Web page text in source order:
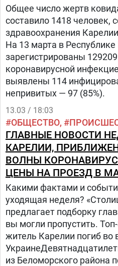
Общее число жертв
составило 1418 человек,
здравоохранения
На 13 марта в
зарегистрированы
коронавирусной
выявлены 114
непривитых — 97 (85%).
13.03 / 18:03
ОБЩЕСТВО
ГЛАВНЫЕ НОВОСТИ
КАРЕЛИИ,
ВОЛНЫ
ЦЕНЫ НА ПРОЕЗД В
Какими фактами и
уходящая неделя?
предлагает подборку
вы могли пропустить.
житель Карелии погиб во
из Беломорского района